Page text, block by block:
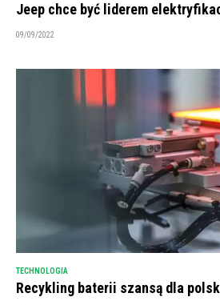
Jeep chce być liderem
09/09/2022
TECHNOLOGIA
Recykling baterii szansą dla